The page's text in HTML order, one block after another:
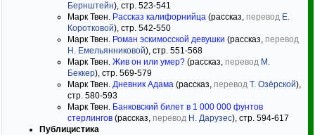
Бернштейн), стр. 523-541
Марк Твен. Рассказ калифорнийца (рассказ, перевод Е.
Коротковой), стр. 542-550
Марк Твен. Роман эскимосской девушки (рассказ, перевод
Н. Емельянниковой), стр. 551-568
Марк Твен. Жив он или умер? (рассказ, перевод М.
Беккер), стр. 569-579
Марк Твен. Дневник Адама (рассказ, перевод Т. Озёрской),
стр. 580-593
Марк Твен. Банковский билет в 1 000 000 фунтов
стерлингов (рассказ, перевод Н. Дарузес), стр. 594-617
Публицистика